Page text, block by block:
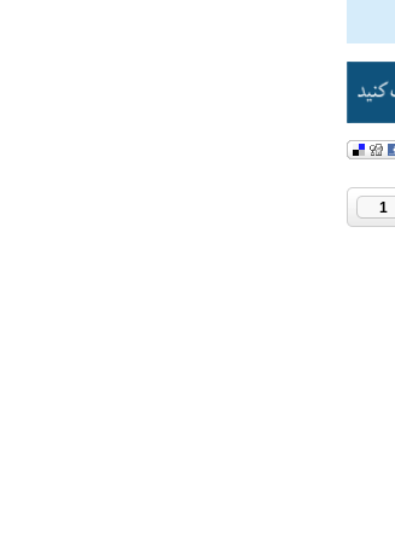
1